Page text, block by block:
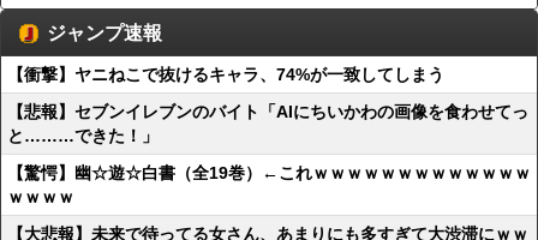
ジャンプ速報
【衝撃】ヤニねこで抜けるキャラ、74%が一致してしまう
【悲報】セブンイレブンのバイト「AIにちいかわの画像を食わせてっ
と………できた！」
【驚愕】幽☆遊☆白書（全19巻）←これｗｗｗｗｗｗｗｗｗｗｗｗｗ
ｗｗｗｗ
【大悲報】未来で待ってる女さん、あまりにも多すぎて大渋滞にｗｗ